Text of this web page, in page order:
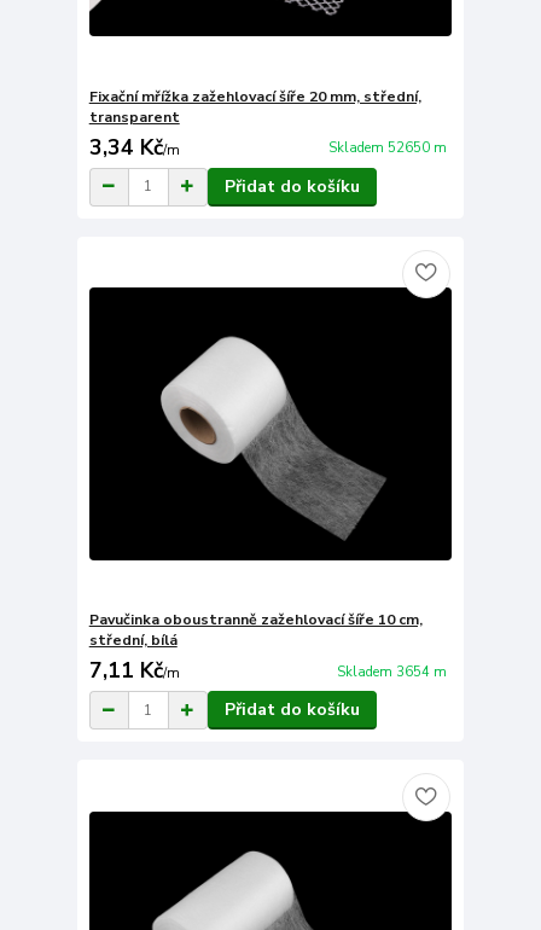
Fixační mřížka zažehlovací šíře 20 mm, střední,
transparent
3,34 Kč/m Skladem 52650 m
Přidat do košíku
Pavučinka oboustranně zažehlovací šíře 10 cm,
střední, bílá
7,11 Kč/m Skladem 3654 m
Přidat do košíku